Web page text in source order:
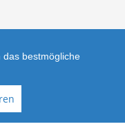
das bestmögliche